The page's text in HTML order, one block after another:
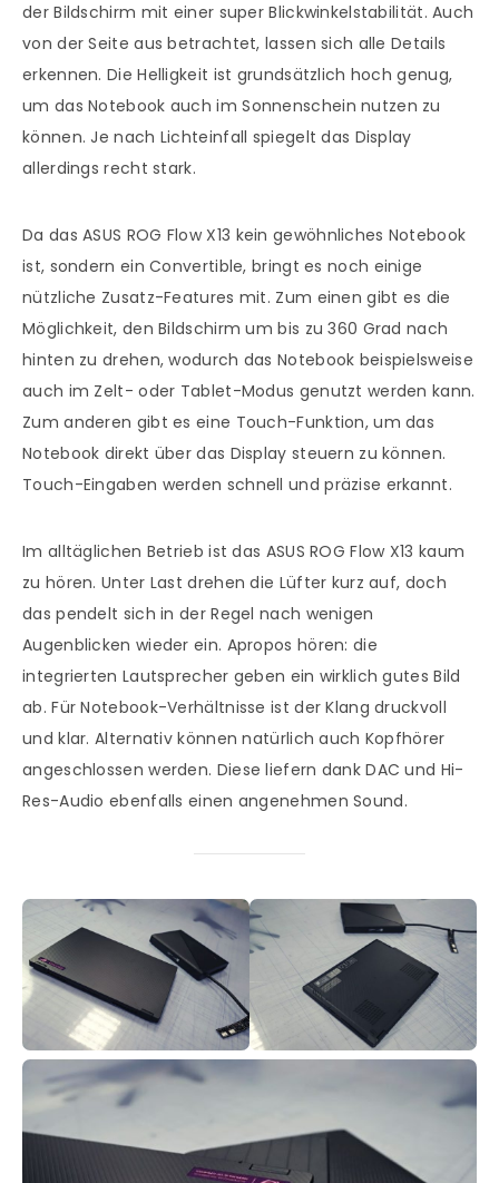
der Bildschirm mit einer super Blickwinkelstabilität. Auch
von der Seite aus betrachtet, lassen sich alle Details
erkennen. Die Helligkeit ist grundsätzlich hoch genug,
um das Notebook auch im Sonnenschein nutzen zu
können. Je nach Lichteinfall spiegelt das Display
allerdings recht stark.
Da das ASUS ROG Flow X13 kein gewöhnliches Notebook
ist, sondern ein Convertible, bringt es noch einige
nützliche Zusatz-Features mit. Zum einen gibt es die
Möglichkeit, den Bildschirm um bis zu 360 Grad nach
hinten zu drehen, wodurch das Notebook beispielsweise
auch im Zelt- oder Tablet-Modus genutzt werden kann.
Zum anderen gibt es eine Touch-Funktion, um das
Notebook direkt über das Display steuern zu können.
Touch-Eingaben werden schnell und präzise erkannt.
Im alltäglichen Betrieb ist das ASUS ROG Flow X13 kaum
zu hören. Unter Last drehen die Lüfter kurz auf, doch
das pendelt sich in der Regel nach wenigen
Augenblicken wieder ein. Apropos hören: die
integrierten Lautsprecher geben ein wirklich gutes Bild
ab. Für Notebook-Verhältnisse ist der Klang druckvoll
und klar. Alternativ können natürlich auch Kopfhörer
angeschlossen werden. Diese liefern dank DAC und Hi-
Res-Audio ebenfalls einen angenehmen Sound.